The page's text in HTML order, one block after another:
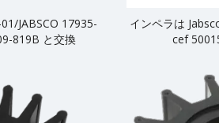
JABSCO 17935-
819B と交換
インペラは
cef